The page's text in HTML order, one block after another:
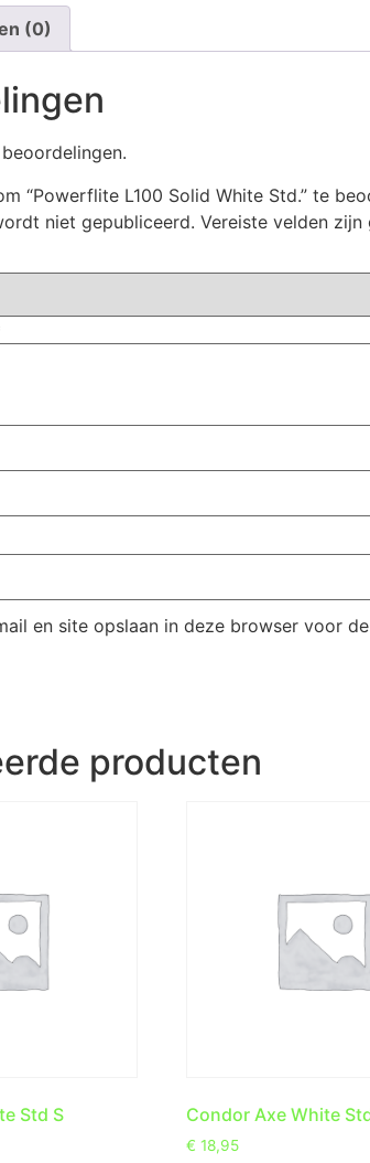
(0)
“Powerflite L100 Solid White Std.” te
niet gepubliceerd. Vereiste velden zijn
en site opslaan in deze browser voor
producten
Std S Condor Axe White
€ 18,95